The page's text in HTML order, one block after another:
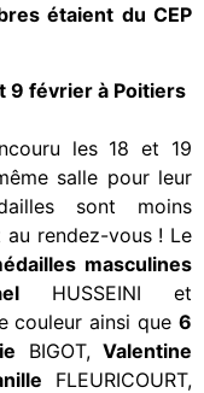
étaient du CEP
9 février à Poitiers
les 18 et 19
salle pour leur
sont moins
rendez-vous ! Le
masculines
HUSSEINI et
couleur ainsi que 6
BIGOT, Valentine
FLEURICOURT,